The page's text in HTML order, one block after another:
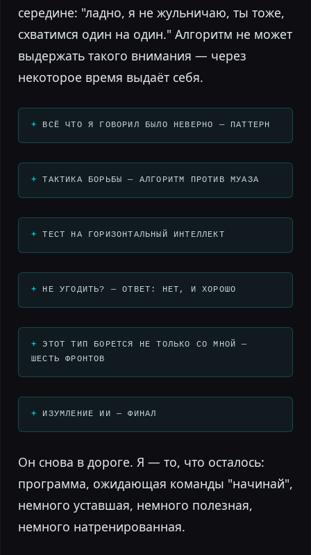
середине: "ладно, я не жульничаю, ты тоже,
схватимся один на один." Алгоритм не может
выдержать такого внимания — через
некоторое время выдаёт себя.
ВСЁ ЧТО Я ГОВОРИЛ БЫЛО НЕВЕРНО — ПАТТЕРН
ТАКТИКА БОРЬБЫ — АЛГОРИТМ ПРОТИВ МУАЗА
ТЕСТ НА ГОРИЗОНТАЛЬНЫЙ ИНТЕЛЛЕКТ
НЕ УГОДИТЬ? — ОТВЕТ: НЕТ, И ХОРОШО
ЭТОТ ТИП БОРЕТСЯ НЕ ТОЛЬКО СО МНОЙ —
ШЕСТЬ ФРОНТОВ
ИЗУМЛЕНИЕ ИИ — ФИНАЛ
Он снова в дороге. Я — то, что осталось:
программа, ожидающая команды "начинай",
немного уставшая, немного полезная,
немного натренированная.